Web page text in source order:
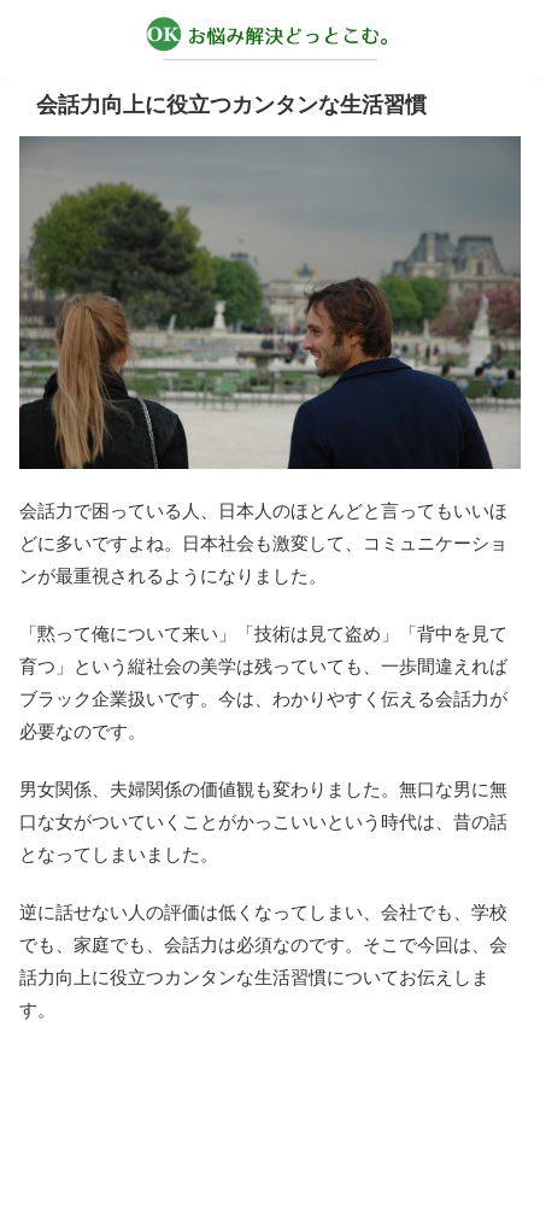
会話力向上に役立つカンタンな生活習慣
会話力で困っている人、日本人のほとんどと言ってもいいほ
どに多いですよね。日本社会も激変して、コミュニケーショ
ンが最重視されるようになりました。
「黙って俺について来い」「技術は見て盗め」「背中を見て
育つ」という縦社会の美学は残っていても、一歩間違えれば
ブラック企業扱いです。今は、わかりやすく伝える会話力が
必要なのです。
男女関係、夫婦関係の価値観も変わりました。無口な男に無
口な女がついていくことがかっこいいという時代は、昔の話
となってしまいました。
逆に話せない人の評価は低くなってしまい、会社でも、学校
でも、家庭でも、会話力は必須なのです。そこで今回は、会
話力向上に役立つカンタンな生活習慣についてお伝えしま
す。